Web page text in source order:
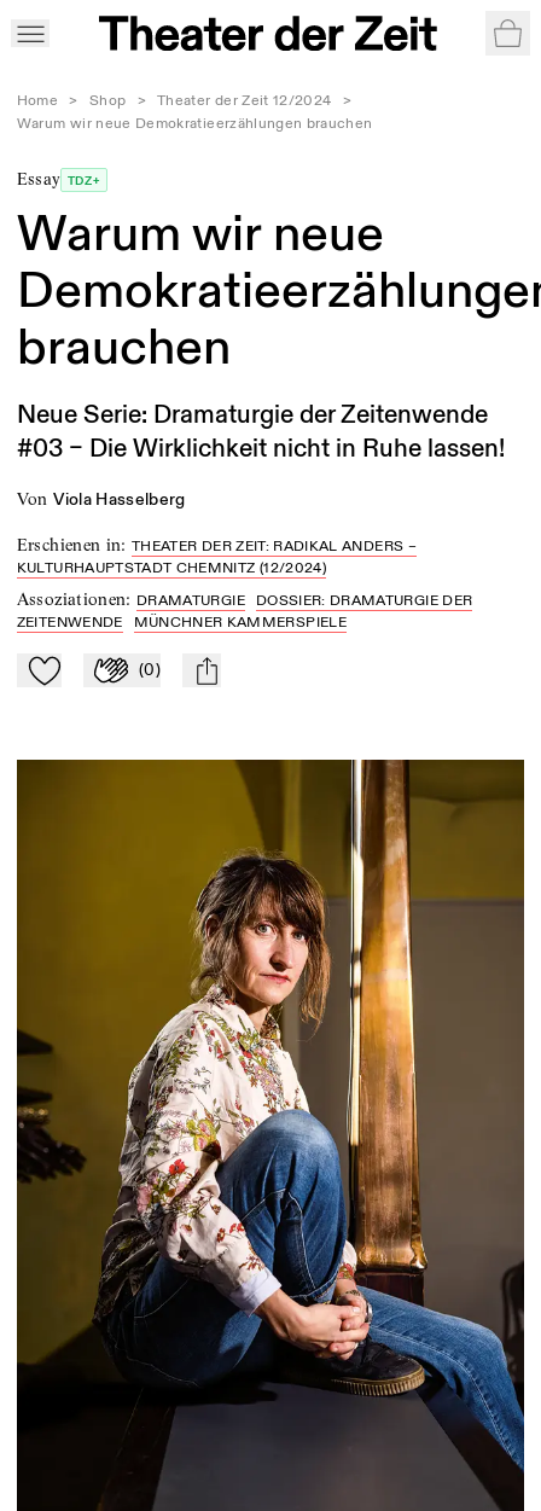
Home > Shop > Theater der Zeit 12/2024
>
Warum wir neue Demokratieerzählungen brauchen
Essay TDZ+
Warum wir neue
brauchen
Neue Serie: Dramaturgie der Zeitenwende
#03 – Die Wirklichkeit nicht in Ruhe lassen!
von Viola Hasselberg
Erschienen in:THEATER DER ZEIT: RADIKAL ANDERS –
KULTURHAUPTSTADT CHEMNITZ (12/2024)
Assoziationen: DRAMATURGIE
DOSSIER: DRAMATURGIE DER
ZEITENWENDE
MÜNCHNER KAMMERSPIELE
Zu Mein-TdZ hinzufügen
Applaudieren
(0) mail